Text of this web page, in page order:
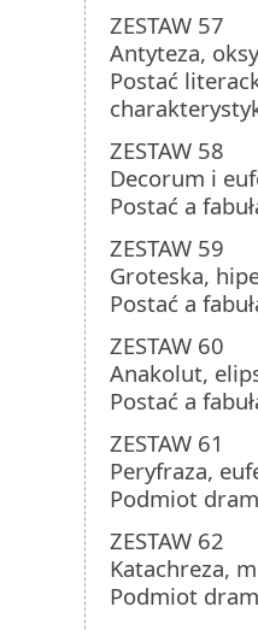
ZESTAW 57
Antyteza,
Postać
ZESTAW 58
Decorum i
Postać a
ZESTAW 59
Groteska,
Postać a
ZESTAW 60
Anakolut,
Postać a
ZESTAW 61
Peryfraza,
Podmiot
ZESTAW 62
Katachreza,
Podmiot